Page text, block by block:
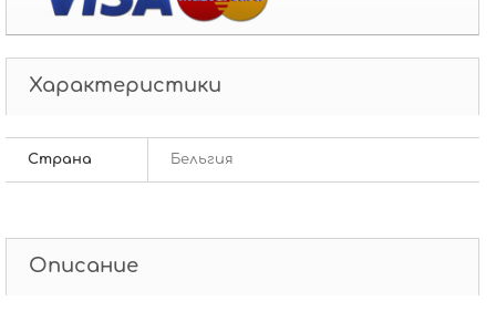
Характеристики
Страна Бельгия
Описание